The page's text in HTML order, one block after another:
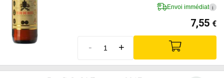
Envoi immédiat i
7,55 €
- +